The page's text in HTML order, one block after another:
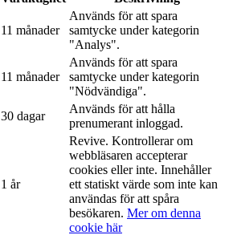
11 månader
Används för att spara
samtycke under kategorin
"Analys".
11 månader
Används för att spara
samtycke under kategorin
"Nödvändiga".
30 dagar
Används för att hålla
prenumerant inloggad.
1 år
Revive. Kontrollerar om
webbläsaren accepterar
cookies eller inte. Innehåller
ett statiskt värde som inte kan
användas för att spåra
besökaren. Mer om denna
cookie här